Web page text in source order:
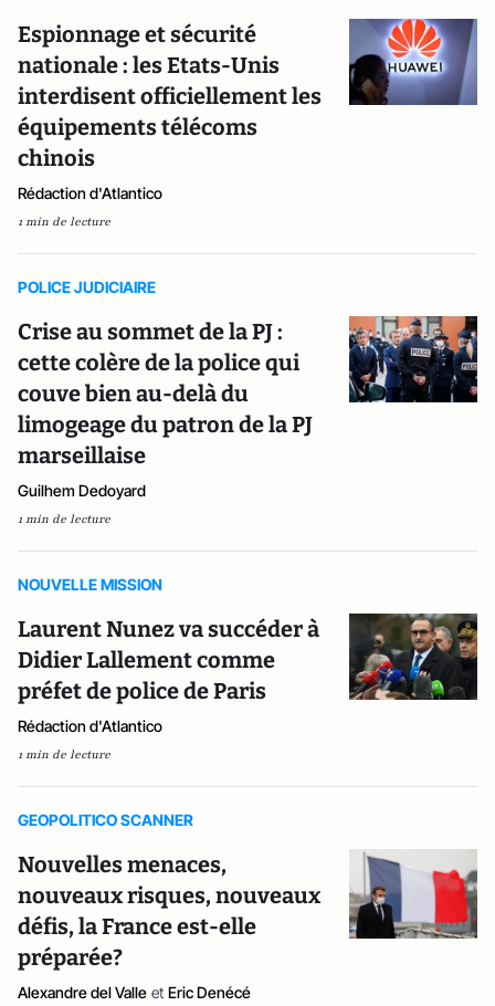
Espionnage et sécurité
nationale : les Etats-Unis
interdisent officiellement les
équipements télécoms
chinois
Rédaction d'Atlantico
1 min de lecture
POLICE JUDICIAIRE
Crise au sommet de la PJ :
cette colère de la police qui
couve bien au-delà du
limogeage du patron de la PJ
marseillaise
Guilhem Dedoyard
1 min de lecture
NOUVELLE MISSION
Laurent Nunez va succéder à
Didier Lallement comme
préfet de police de Paris
Rédaction d'Atlantico
1 min de lecture
GEOPOLITICO SCANNER
Nouvelles menaces,
nouveaux risques, nouveaux
défis, la France est-elle
préparée?
Alexandre del Valle et Eric Denécé